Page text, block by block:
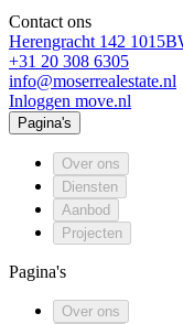
Contact ons
Herengracht 142
+31 20 308 6305
info@moserrealestate.nl
Inloggen move.nl
Pagina's
Over ons
Diensten
Aanbod
Projecten
Pagina's
Over ons